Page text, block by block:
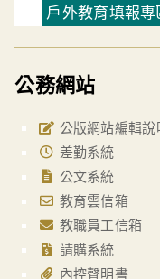
戶外教育填報專
公務網站
公版網站編輯說
差勤系統
公文系統
教育雲信箱
教職員工信箱
請購系統
內控聲明書